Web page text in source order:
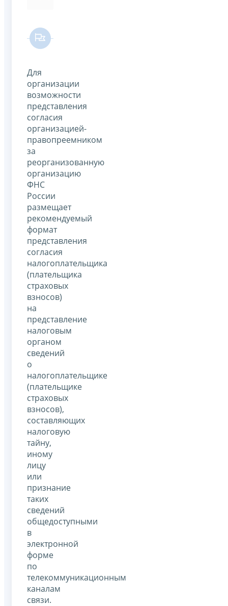
Для
организации
возможности
представления
согласия
организацией-
правопреемником
за
реорганизованную
организацию
ФНС
России
размещает
рекомендуемый
формат
представления
согласия
налогоплательщика
(плательщика
страховых
взносов)
на
представление
налоговым
органом
сведений
о
налогоплательщике
(плательщике
страховых
взносов),
составляющих
налоговую
тайну,
иному
лицу
или
признание
таких
сведений
общедоступными
в
электронной
форме
по
телекоммуникационным
каналам
связи.